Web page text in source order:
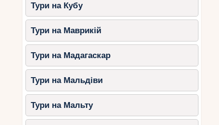
завжди радуватиме вас своєю прекрасною
красою, залишаючи після себе лише одне
питання: «Коли повернутися сюди ще раз?».
Тури на Кубу
Тури на Маврикій
Тури на Мадагаскар
Тури на Мальдіви
Тури на Мальту